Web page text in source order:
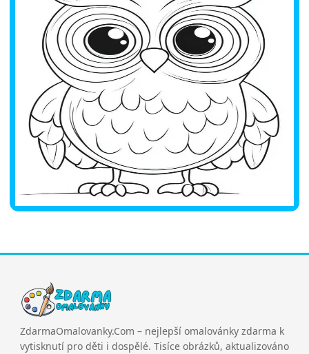
ZdarmaOmalovanky.Com – nejlepší omalovánky zdarma k
vytisknutí pro děti i dospělé. Tisíce obrázků, aktualizováno